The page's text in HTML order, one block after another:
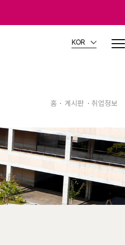
KOR
홈 게시판 취업정보